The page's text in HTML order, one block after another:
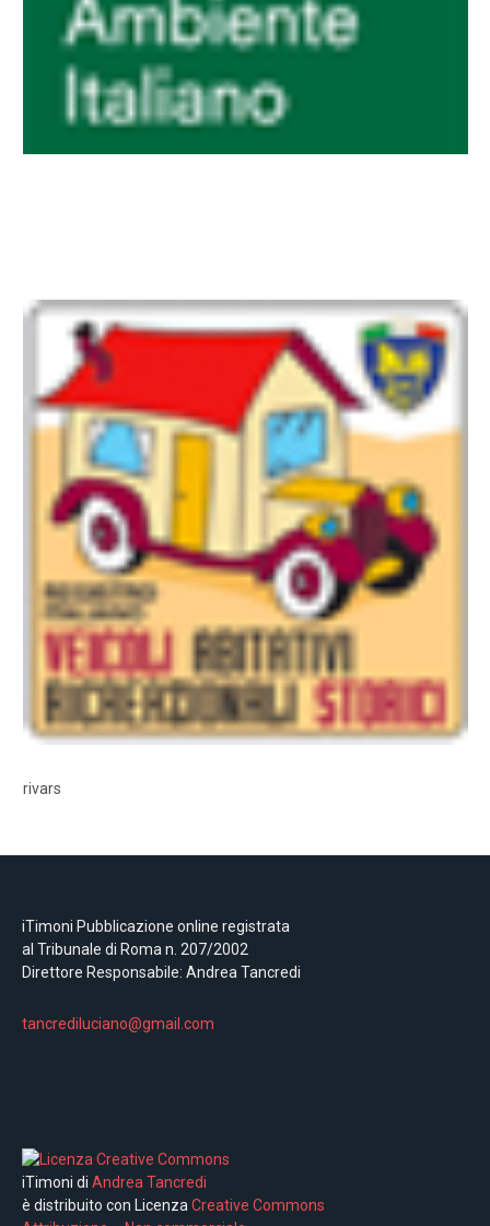
rivars
iTimoni Pubblicazione online registrata
al Tribunale di Roma n. 207/2002
Direttore Responsabile: Andrea Tancredi
tancrediluciano@gmail.com
iTimoni di Andrea Tancredi
è distribuito con Licenza Creative Commons